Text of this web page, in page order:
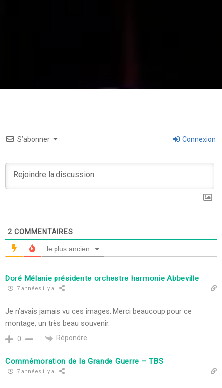
S’abonner Connexion
2 COMMENTAIRES
le plus ancien
Doré Mélanie présidente orchestre harmonie Abbeville
7 années il y a
Je n’avais jamais vu ces images. Merci beaucoup pour ce
montage, un très beau souvenir.
0 Répondre
Commémoration de la Grande Guerre – TBS
7 années il y a